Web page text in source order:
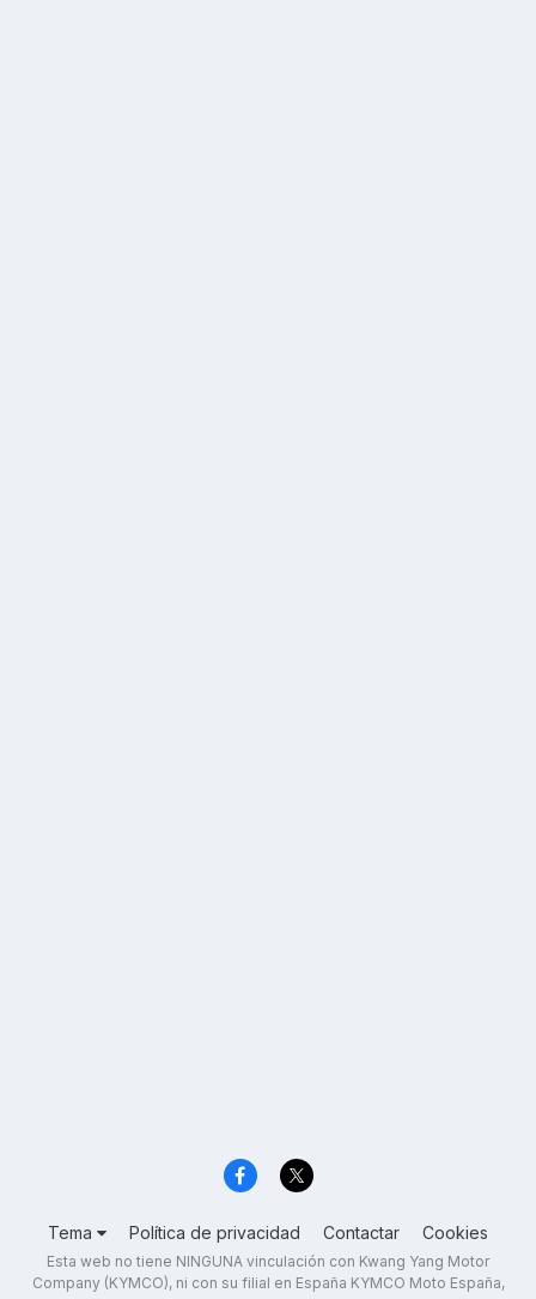
Tema Política de privacidad Contactar Cookies
Esta web no tiene NINGUNA vinculación con Kwang Yang Motor
Company (KYMCO), ni con su filial en España KYMCO Moto España,